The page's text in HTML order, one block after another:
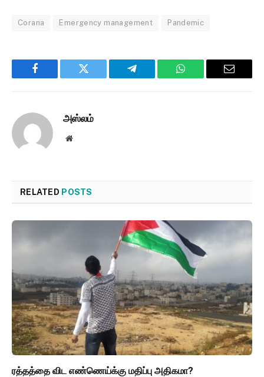
Corana Emergency management Pandemic
Facebook Twitter Telegram WhatsApp Email
அஸ்லம்
Website
RELATED POSTS
ரத்தத்தை விட எண்ணெய்க்கு மதிப்பு அதிகமா?